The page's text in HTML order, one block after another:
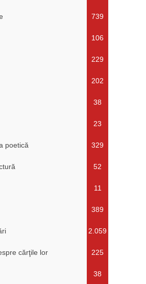
739
106
229
202
38
23
poetică 329
52
11
389
2.059
cărţile lor 225
38